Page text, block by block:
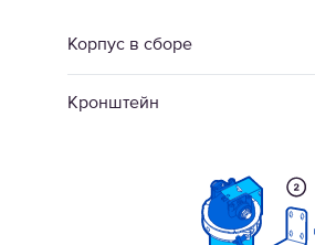
Корпус в сборе
Кронштейн